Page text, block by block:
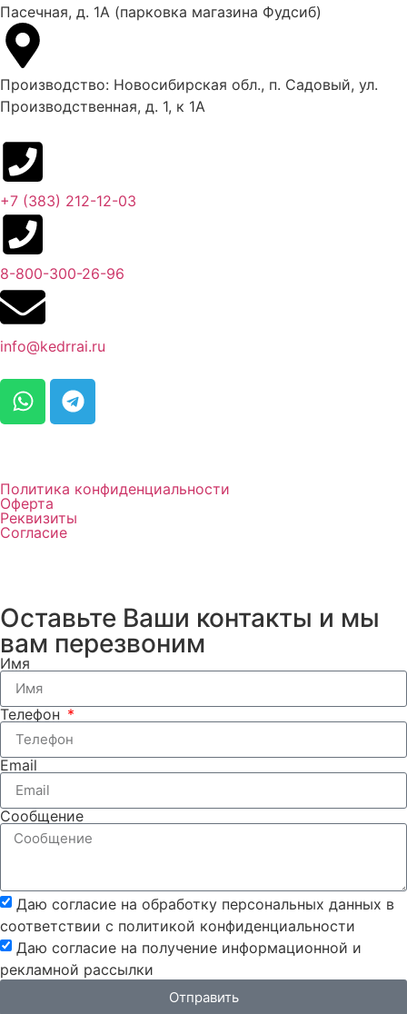
Пасечная, д. 1А (парковка магазина Фудсиб)
Производство: Новосибирская обл., п. Садовый, ул.
Производственная, д. 1, к 1А
+7 (383) 212-12-03​
8-800-300-26-96
info@kedrrai.ru
Политика конфиденциальности
Оферта
Реквизиты
Согласие
Оставьте Ваши контакты и мы
вам перезвоним
Имя
Телефон
Email
Сообщение
Даю согласие на обработку персональных данных в
соответствии с политикой конфиденциальности
Даю согласие на получение информационной и
рекламной рассылки
Отправить